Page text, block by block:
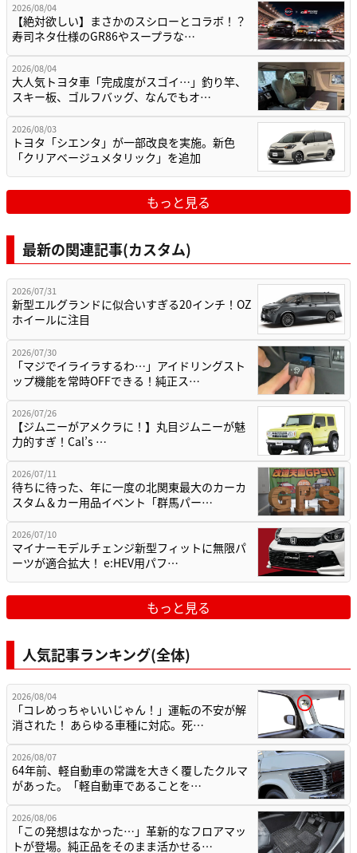
2026/08/04
【絶対欲しい】まさかのスシローとコラボ！？
寿司ネタ仕様のGR86やスープラな…
2026/08/04
大人気トヨタ車「完成度がスゴイ…」釣り竿、
スキー板、ゴルフバッグ、なんでもオ…
2026/08/03
トヨタ「シエンタ」が一部改良を実施。新色
「クリアベージュメタリック」を追加
もっと見る
最新の関連記事(カスタム)
2026/07/31
新型エルグランドに似合いすぎる20インチ！OZ
ホイールに注目
2026/07/30
「マジでイライラするわ…」アイドリングスト
ップ機能を常時OFFできる！純正ス…
2026/07/26
【ジムニーがアメクラに！】丸目ジムニーが魅
力的すぎ！Cal’s …
2026/07/11
待ちに待った、年に一度の北関東最大のカーカ
スタム＆カー用品イベント「群馬パー…
2026/07/10
マイナーモデルチェンジ新型フィットに無限パ
ーツが適合拡大！ e:HEV用パフ…
もっと見る
人気記事ランキング(全体)
2026/08/04
「コレめっちゃいいじゃん！」運転の不安が解
消された！ あらゆる車種に対応。死…
2026/08/07
64年前、軽自動車の常識を大きく覆したクルマ
があった。「軽自動車であることを…
2026/08/06
「この発想はなかった…」革新的なフロアマッ
トが登場。純正品をそのまま活かせる…